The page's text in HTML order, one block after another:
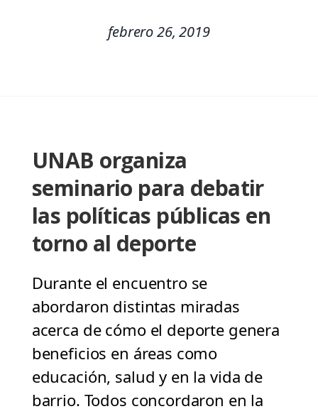
febrero 26, 2019
UNAB organiza
seminario para debatir
las políticas públicas en
torno al deporte
Durante el encuentro se
abordaron distintas miradas
acerca de cómo el deporte genera
beneficios en áreas como
educación, salud y en la vida de
barrio. Todos concordaron en la